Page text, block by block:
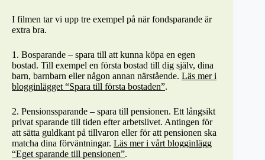
I filmen tar vi upp tre exempel på när fondsparande är
extra bra.
1. Bosparande – spara till att kunna köpa en egen
bostad. Till exempel en första bostad till dig själv, dina
barn, barnbarn eller någon annan närstående. Läs mer i
blogginlägget “Spara till första bostaden”.
2. Pensionssparande – spara till pensionen. Ett långsikt
privat sparande till tiden efter arbetslivet. Antingen för
att sätta guldkant på tillvaron eller för att pensionen ska
matcha dina förväntningar. Läs mer i vårt blogginlägg
“Eget sparande till pensionen”.